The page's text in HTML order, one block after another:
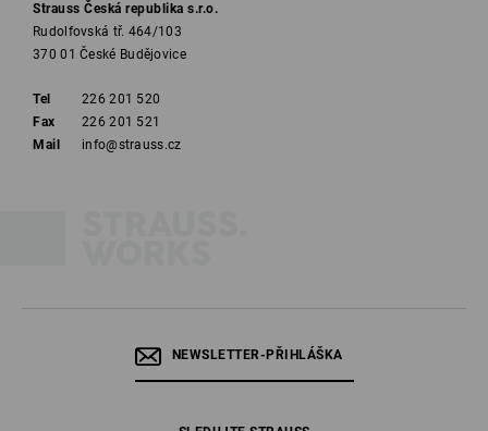
Strauss Česká republika s.r.o.
Rudolfovská tř. 464/103
370 01 České Budějovice
Tel
226 201 520
Fax
226 201 521
Mail
info@strauss.cz
NEWSLETTER-PŘIHLÁŠKA